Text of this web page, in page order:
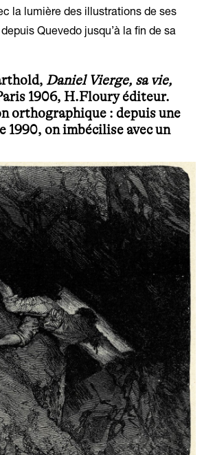
la lumière des illustrations de ses
Quevedo jusqu’à la fin de sa
Daniel Vierge, sa vie,
1906, H.Floury éditeur.
orthographique : depuis une
1990, on imbécilise avec un